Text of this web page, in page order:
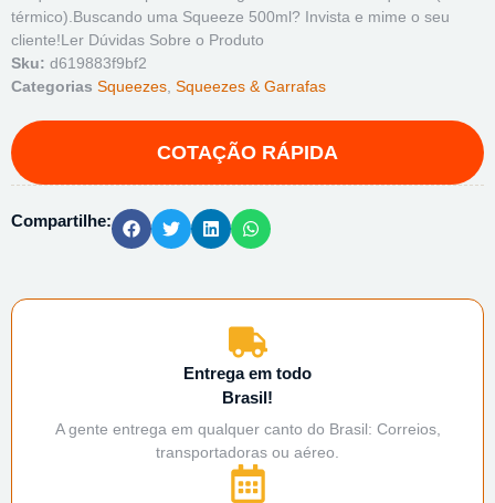
térmico).Buscando uma Squeeze 500ml? Invista e mime o seu
cliente!Ler Dúvidas Sobre o Produto
Sku: d619883f9bf2
Categorias Squeezes Squeezes & Garrafas
Compartilhe:
Entrega em todo
Brasil!
A gente entrega em qualquer canto do Brasil: Correios,
transportadoras ou aéreo.